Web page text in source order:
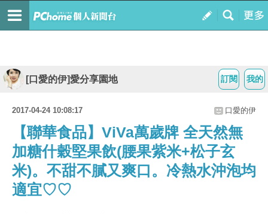
我的
訂閱
[口愛的伊]愛分享園地
2017-04-24 10:08:17 口愛的伊
【聯華食品】ViVa萬歲牌 全天然無
加糖什穀堅果飲(腰果紫米+松子玄
米)。不甜不膩又爽口。冷熱水沖泡均
適宜♡♡